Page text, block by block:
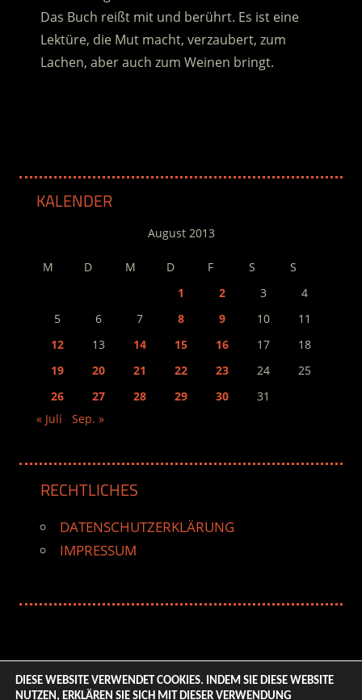
Das Buch reißt mit und berührt. Es ist eine
Lektüre, die Mut macht, verzaubert, zum
Lachen, aber auch zum Weinen bringt.
KALENDER
August 2013
M D M D F S
S
1
2 3
4
5
6 7 8 9 10
11
12
13 14 15 16 17
18
19
20 21 22 23 24
25
26
27 28 29 30
31
« Juli
Sep. »
RECHTLICHES
DATENSCHUTZERKLÄRUNG
IMPRESSUM
DIESE WEBSITE VERWENDET COOKIES. INDEM SIE DIESE WEBSITE
NUTZEN, ERKLÄREN SIE SICH MIT DIESER VERWENDUNG